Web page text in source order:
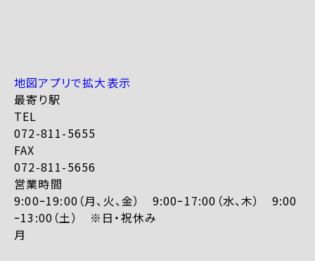
地図アプリで拡大表示
最寄り駅
TEL
072-811-5655
FAX
072-811-5656
営業時間
9:00ｰ19:00（月、火、金） 9:00ｰ17:00（水、木） 9:00
ｰ13:00（土） ※日・祝休み
月